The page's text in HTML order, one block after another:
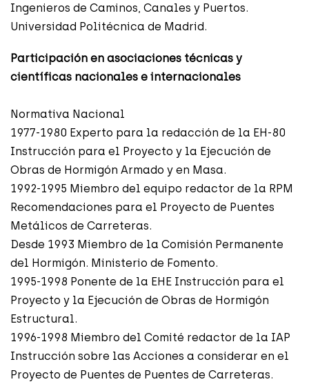
Ingenieros de Caminos, Canales y Puertos.
Universidad Politécnica de Madrid.
Participación en asociaciones técnicas y
científicas nacionales e internacionales
Normativa Nacional
1977-1980 Experto para la redacción de la EH-80
Instrucción para el Proyecto y la Ejecución de
Obras de Hormigón Armado y en Masa.
1992-1995 Miembro del equipo redactor de la RPM
Recomendaciones para el Proyecto de Puentes
Metálicos de Carreteras.
Desde 1993 Miembro de la Comisión Permanente
del Hormigón. Ministerio de Fomento.
1995-1998 Ponente de la EHE Instrucción para el
Proyecto y la Ejecución de Obras de Hormigón
Estructural.
1996-1998 Miembro del Comité redactor de la IAP
Instrucción sobre las Acciones a considerar en el
Proyecto de Puentes de Puentes de Carreteras.